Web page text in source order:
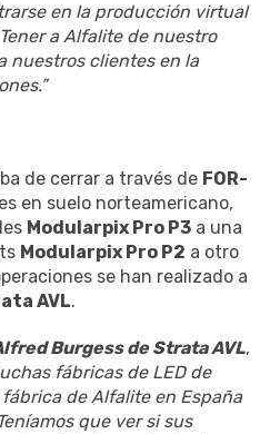
en la producción virtual
a Alfalite de nuestro
nuestros clientes en la
de cerrar a través de FOR-
en suelo norteamericano,
Modularpix Pro P3 a una
Modularpix Pro P2 a otro
se han realizado a
AVL.
Burgess de Strata AVL,
fábricas de LED de
de Alfalite en España
que ver si sus